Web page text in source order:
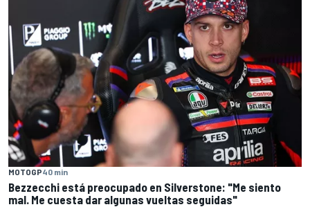
MOTOGP40 min
Bezzecchi está preocupado en Silverstone: "Me siento
mal. Me cuesta dar algunas vueltas seguidas"